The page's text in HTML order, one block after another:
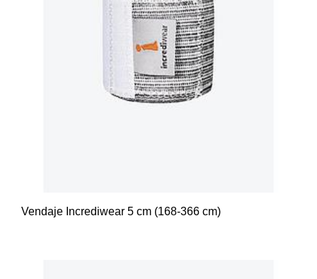
Vendaje Incrediwear 5 cm (168-366 cm)